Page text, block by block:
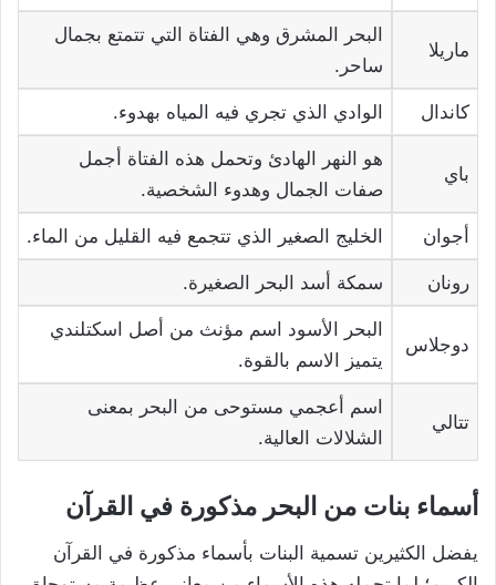
ماريلا
البحر المشرق وهي الفتاة التي تتمتع بجمال
ساحر.
كاندال الوادي الذي تجري فيه المياه بهدوء.
باي
هو النهر الهادئ وتحمل هذه الفتاة أجمل
صفات الجمال وهدوء الشخصية.
أجوان الخليج الصغير الذي تتجمع فيه القليل من الماء.
رونان سمكة أسد البحر الصغيرة.
دوجلاس
البحر الأسود اسم مؤنث من أصل اسكتلندي
يتميز الاسم بالقوة.
تتالي
اسم أعجمي مستوحى من البحر بمعنى
الشلالات العالية.
أسماء بنات من البحر مذكورة في القرآن
يفضل الكثيرين تسمية البنات بأسماء مذكورة في القرآن